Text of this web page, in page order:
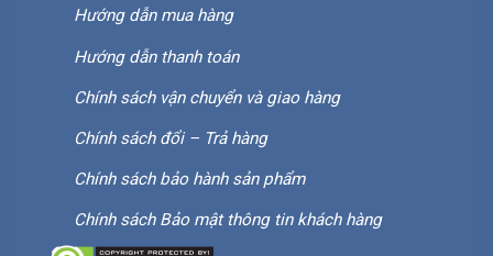
Hướng dẫn mua hàng
Hướng dẫn thanh toán
Chính sách vận chuyển và giao hàng
Chính sách đổi – Trả hàng
Chính sách bảo hành sản phẩm
Chính sách Bảo mật thông tin khách hàng